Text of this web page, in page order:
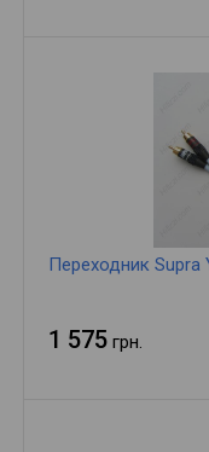
Переходник Supra
1 575 грн.